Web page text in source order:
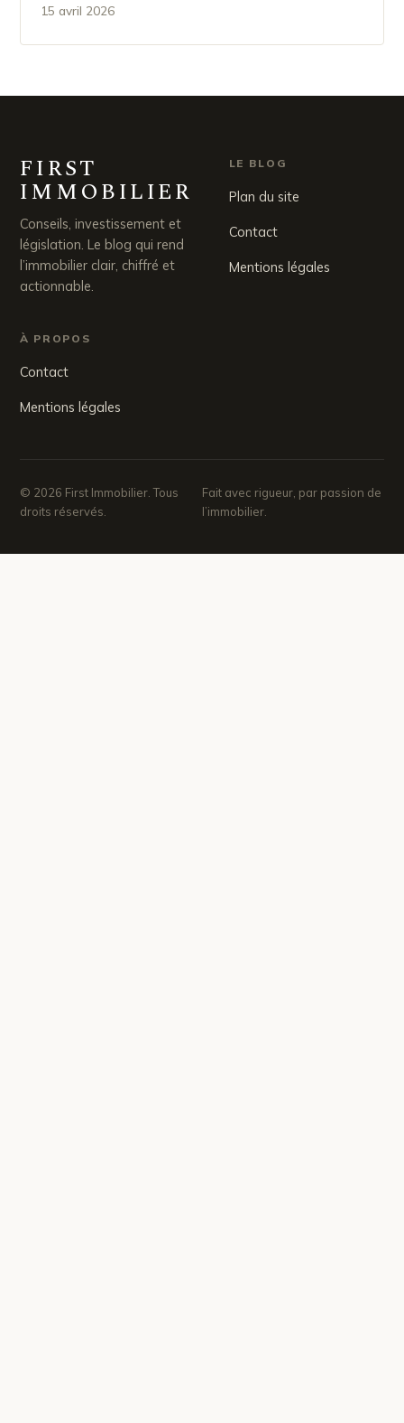
15 avril 2026
FIRST
IMMOBILIER
Conseils, investissement et
législation. Le blog qui rend
l’immobilier clair, chiffré et
actionnable.
LE BLOG
Plan du site
Contact
Mentions légales
À PROPOS
Contact
Mentions légales
© 2026 First Immobilier. Tous
droits réservés.
Fait avec rigueur, par passion de
l’immobilier.